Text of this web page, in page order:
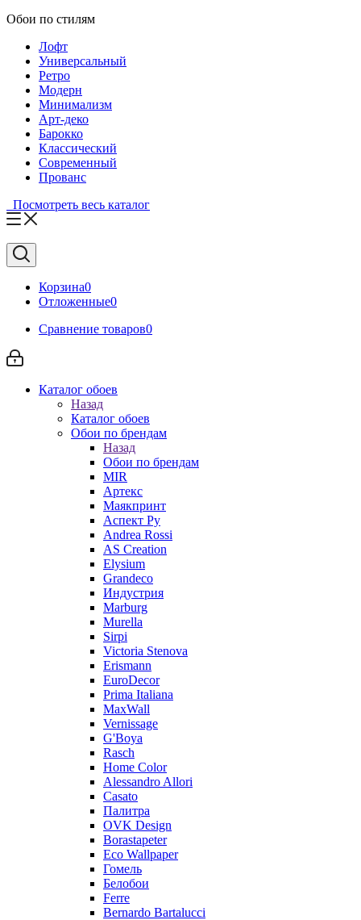
Обои по стилям
Лофт
Универсальный
Ретро
Модерн
Минимализм
Арт-деко
Барокко
Классический
Современный
Прованс
Посмотреть весь каталог
Корзина0
Отложенные0
Сравнение товаров0
Каталог обоев
Назад
Каталог обоев
Обои по брендам
Назад
Обои по брендам
MIR
Артекс
Маякпринт
Аспект Ру
Andrea Rossi
AS Creation
Elysium
Grandeco
Индустрия
Marburg
Murella
Sirpi
Victoria Stenova
Erismann
EuroDecor
Prima Italiana
MaxWall
Vernissage
G'Boya
Rasch
Home Color
Alessandro Allori
Casato
Палитра
OVK Design
Borastapeter
Eco Wallpaper
Гомель
Белобои
Ferre
Bernardo Bartalucci